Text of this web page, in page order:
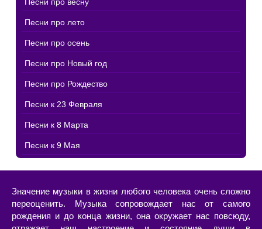
Песни про весну
Песни про лето
Песни про осень
Песни про Новый год
Песни про Рождество
Песни к 23 Февраля
Песни к 8 Марта
Песни к 9 Мая
Значение музыки в жизни любого человека очень сложно
переоценить. Музыка сопровождает нас от самого
рождения и до конца жизни, она окружает нас повсюду,